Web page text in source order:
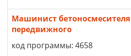
Машинист бетоносмесителя
передвижного
код программы: 4658